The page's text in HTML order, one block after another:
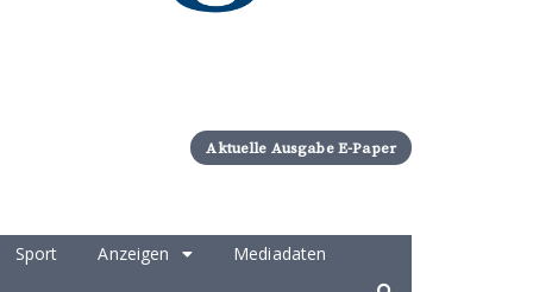
Aktuelle Ausgabe E-Paper
Sport Anzeigen
Mediadaten